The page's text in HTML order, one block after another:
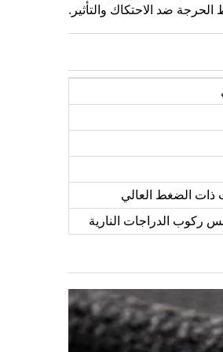
ضد الاحتكاك والتأثير.
ذات الضغط العالي
ركوب الدراجات النارية